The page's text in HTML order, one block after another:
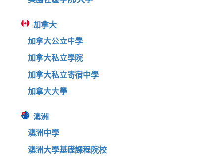
加拿大
加拿大公立中學
加拿大私立學院
加拿大私立寄宿中學
加拿大大學
澳洲
澳洲中學
澳洲大學基礎課程院校